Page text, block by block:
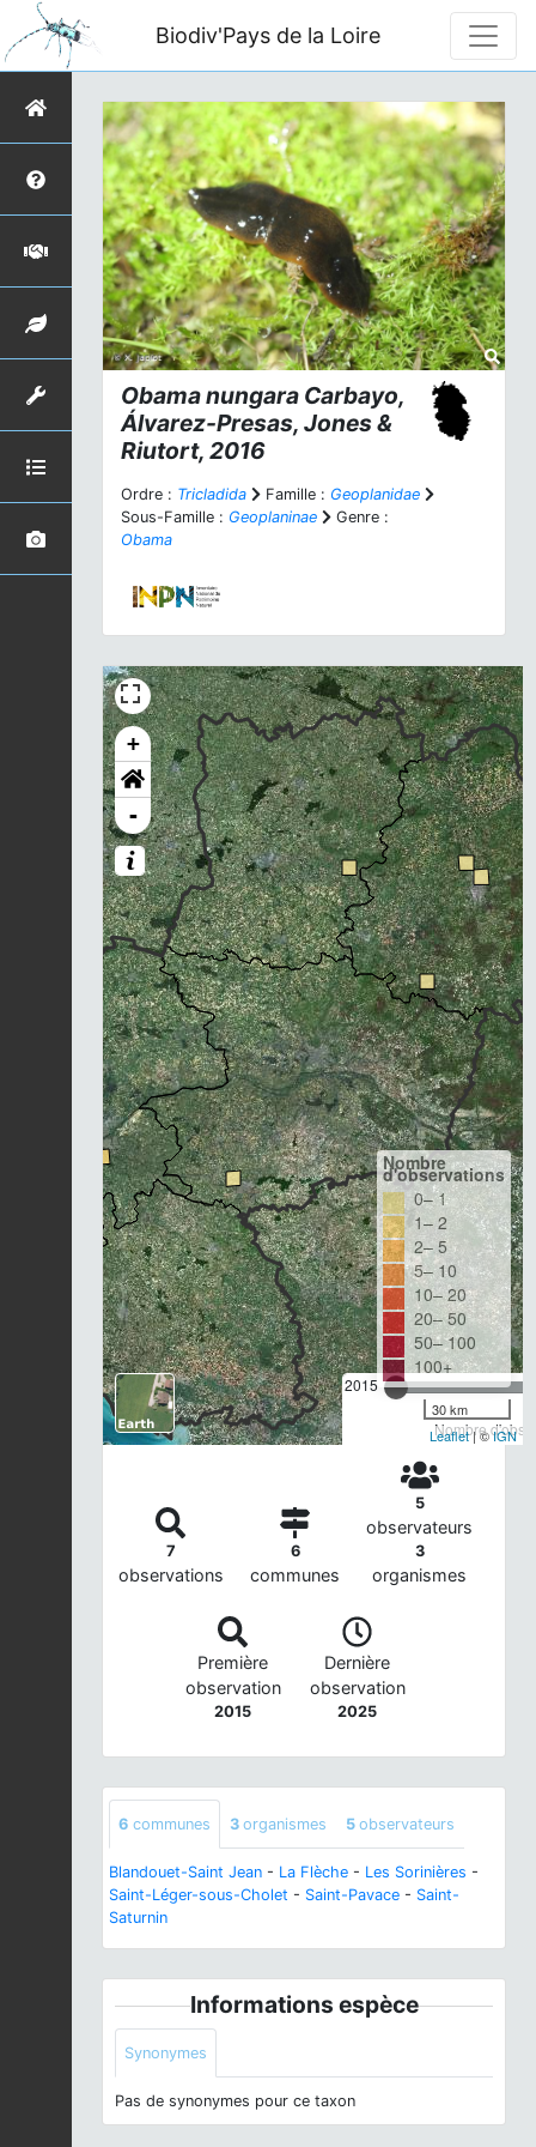
Biodiv'Pays de la Loire
Obama nungara Carbayo,
Álvarez-Presas, Jones &
Riutort, 2016
Ordre : Tricladida Famille : Geoplanidae
Sous-Famille : Geoplaninae
Genre :
Obama
+
-
2015
Nombre
Nombre
d'observations
0– 1
1– 2
2– 5
5– 10
10– 20
20– 50
50– 100
100+
30 km
Leaflet| ©IGN
7
observations
6
communes
5
observateurs
3
organismes
Première
observation
2015
Dernière
observation
2025
6 communes 3 organismes 5 observateurs
Blandouet-Saint Jean - La Flèche - Les Sorinières -
Saint-Léger-sous-Cholet - Saint-Pavace - Saint-
Saturnin
Informations espèce
Synonymes
Pas de synonymes pour ce taxon